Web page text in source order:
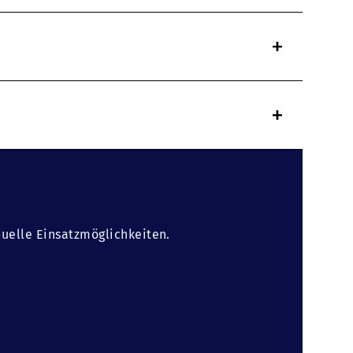
+
+
Einsatzmöglichkeiten.